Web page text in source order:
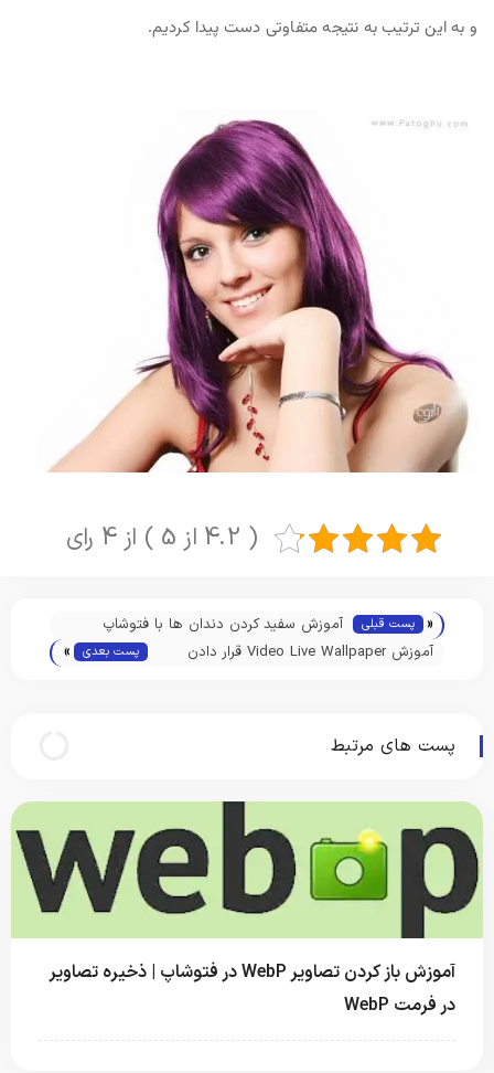
و به این ترتیب به نتیجه متفاوتی دست پیدا کردیم.
( 4.2 از 5 ) از 4 رای
« پست قبلی
آموزش سفید کردن دندان ها با فتوشاپ
آموزش Video Live Wallpaper قرار دادن
پست بعدی »
پست های مرتبط
آموزش باز کردن تصاویر WebP در فتوشاپ | ذخیره تصاویر
در فرمت WebP